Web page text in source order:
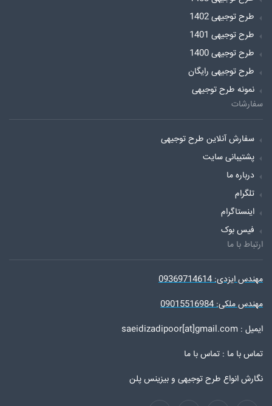
طرح توجیهی 1402
طرح توجیهی 1401
طرح توجیهی 1400
طرح توجیهی رایگان
نمونه طرح توجیهی
سفارشات
سفارش آنلاین طرح توجیهی
پشتیبانی سایت
درباره ما
تلگرام
اینستاگرام
فیس بوک
ارتباط با ما
مهندس ایزدی: 09369714614
مهندس ملکی: 09015516984
ایمیل : saeidizadipoor[at]gmail.com
تماس با ما : تماس با ما
نگارش انواع طرح توجیهی و بیزینس پلن